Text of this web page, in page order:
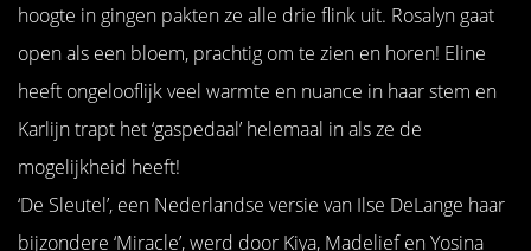
hoogte in gingen pakten ze alle drie flink uit. Rosalyn gaat
open als een bloem, prachtig om te zien en horen! Eline
heeft ongelooflijk veel warmte en nuance in haar stem en
Karlijn trapt het ‘gaspedaal’ helemaal in als ze de
mogelijkheid heeft!
‘De Sleutel’, een Nederlandse versie van Ilse DeLange haar
bijzondere ‘Miracle’, werd door Kiya, Madelief en Yosina